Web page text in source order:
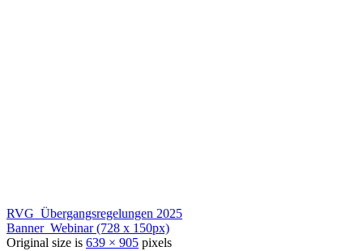
RVG_Übergangsregelungen 2025
Banner_Webinar (728 x 150px)
Original size is 639 × 905 pixels